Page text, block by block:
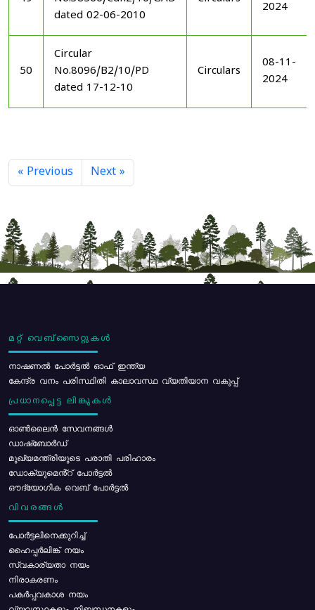
dated 02-06-2010
2024
50
Circular
No.8096/B2/10/PD
dated 17-12-10
Circulars
08-11-
2024
« Previous Next »
മറ്റ് വെബ്സൈറ്റുകൾ
നാഷണൽ പോർട്ടൽ ഓഫ് ഇന്ത്യ
കേന്ദ്ര വനം പരിസ്ഥിതി കാലാവസ്ഥ വ്യതിയാന വകുപ്പ്
പ്രധാനപ്പെട്ട ലിങ്കുകൾ
ഓൺലൈൻ സേവനങ്ങൾ
ഡാഷ്ബോർഡ്
മുഖ്യമന്ത്രിയുടെ പരാതി പരിഹാരം
ഡോക്യുമെൻ്റ് പോർട്ടൽ
ഔദ്യോഗിക വെബ് പോർട്ടൽ
വിവരങ്ങൾ
പോര്‍ട്ടലിനെക്കുറിച്ച്
ഹൈപ്പർലിങ്ക് നയം
സ്വകാര്യതാ നയം
നിരാകരണം
പകർപ്പവകാശ നയം